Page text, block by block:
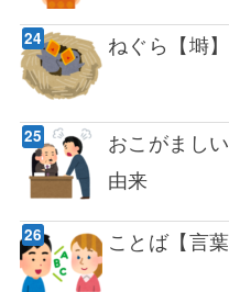
ねぐら【塒
おこがまし
由来
ことば【言